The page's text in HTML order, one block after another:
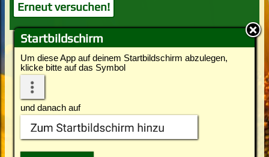
Startbildschirm
Um diese App auf deinem Startbildschirm abzulegen,
klicke bitte auf das Symbol
und danach auf
Erneut versuchen!